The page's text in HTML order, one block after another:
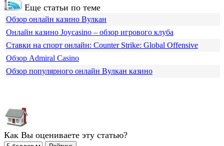
Еще статьи по теме
Обзор онлайн казино Вулкан
Онлайн казино Joycasino – обзор игрового клуба
Ставки на спорт онлайн: Counter Strike: Global Offensive
Обзор Admiral Casino
Обзор популярного онлайн Вулкан казино
Как Вы оцениваете эту статью?